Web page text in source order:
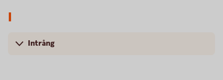
I
Intrång